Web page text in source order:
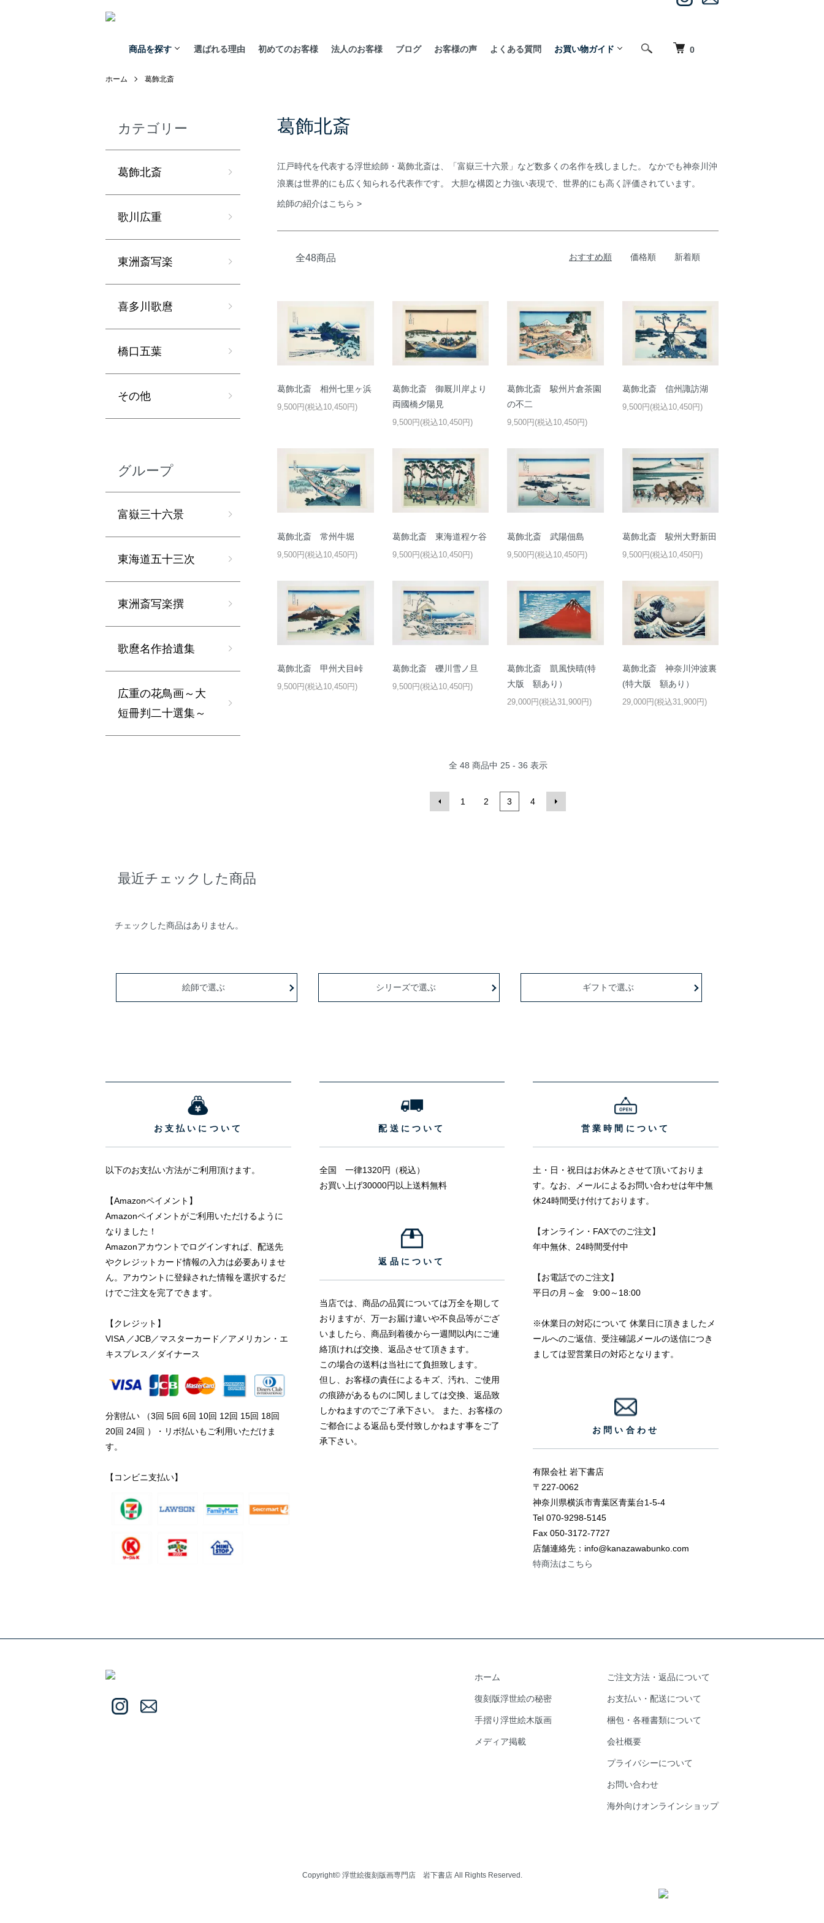
0
商品を探す 選ばれる理由 初めてのお客様 法人のお客様 ブログ お客様の声 よくある質問 お買い物ガイド
ホーム 葛飾北斎
葛飾北斎
江戸時代を代表する浮世絵師・葛飾北斎は、「富嶽三十六景」など数多くの名作を残しました。 なかでも神奈川沖
浪裏は世界的にも広く知られる代表作です。 大胆な構図と力強い表現で、世界的にも高く評価されています。
絵師の紹介はこちら >
全48商品 おすすめ順 価格順 新着順
葛飾北斎 相州七里ヶ浜
9,500円(税込10,450円)
葛飾北斎 御厩川岸より
両國橋夕陽見
9,500円(税込10,450円)
葛飾北斎 駿州片倉茶園
の不二
9,500円(税込10,450円)
葛飾北斎 信州諏訪湖
9,500円(税込10,450円)
葛飾北斎 常州牛堀
9,500円(税込10,450円)
葛飾北斎 東海道程ケ谷
9,500円(税込10,450円)
葛飾北斎 武陽佃島
9,500円(税込10,450円)
葛飾北斎 駿州大野新田
9,500円(税込10,450円)
葛飾北斎 甲州犬目峠
9,500円(税込10,450円)
葛飾北斎 礫川雪ノ旦
9,500円(税込10,450円)
葛飾北斎 凱風快晴(特
大版 額あり）
29,000円(税込31,900円)
葛飾北斎 神奈川沖波裏
(特大版 額あり）
29,000円(税込31,900円)
全 48 商品中 25 - 36 表示
1 2 3 4
カテゴリー
葛飾北斎
歌川広重
東洲斎写楽
喜多川歌麿
橋口五葉
その他
グループ
富嶽三十六景
東海道五十三次
東洲斎写楽撰
歌麿名作拾遺集
広重の花鳥画～大
短冊判二十選集～
最近チェックした商品
チェックした商品はありません。
絵師で選ぶ シリーズで選ぶ ギフトで選ぶ
ショッピングガイド
お支払いについて
以下のお支払い方法がご利用頂けます。
【Amazonペイメント】
Amazonペイメントがご利用いただけるように
なりました！
Amazonアカウントでログインすれば、配送先
やクレジットカード情報の入力は必要ありませ
ん。アカウントに登録された情報を選択するだ
けでご注文を完了できます。
【クレジット】
VISA ／JCB／マスターカード／アメリカン・エ
キスプレス／ダイナース
分割払い （3回 5回 6回 10回 12回 15回 18回
20回 24回 ）・リボ払いもご利用いただけま
す。
【コンビニ支払い】
配送について
全国 一律1320円（税込）
お買い上げ30000円以上送料無料
返品について
当店では、商品の品質については万全を期して
おりますが、万一お届け違いや不良品等がござ
いましたら、商品到着後から一週間以内にご連
絡頂ければ交換、返品させて頂きます。
この場合の送料は当社にて負担致します。
但し、お客様の責任によるキズ、汚れ、ご使用
の痕跡があるものに関しましては交換、返品致
しかねますのでご了承下さい。 また、お客様の
ご都合による返品も受付致しかねます事をご了
承下さい。
営業時間について
土・日・祝日はお休みとさせて頂いておりま
す。なお、メールによるお問い合わせは年中無
休24時間受け付けております。
【オンライン・FAXでのご注文】
年中無休、24時間受付中
【お電話でのご注文】
平日の月～金 9:00～18:00
※休業日の対応について 休業日に頂きましたメ
ールへのご返信、受注確認メールの送信につき
ましては翌営業日の対応となります。
お問い合わせ
有限会社 岩下書店
〒227-0062
神奈川県横浜市青葉区青葉台1-5-4
Tel 070-9298-5145
Fax 050-3172-7727
店舗連絡先：info@kanazawabunko.com
特商法はこちら
ホーム
復刻版浮世絵の秘密
手摺り浮世絵木版画
メディア掲載
ご注文方法・返品について
お支払い・配送について
梱包・各種書類について
会社概要
プライバシーについて
お問い合わせ
海外向けオンラインショップ
Copyright© 浮世絵復刻版画専門店 岩下書店 All Rights Reserved.